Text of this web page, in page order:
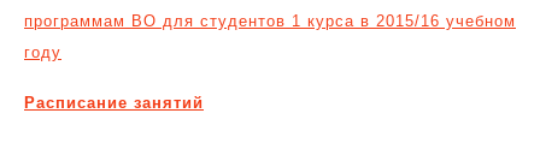
программам ВО для студентов 1 курса в 2015/16 учебном
году
Расписание занятий